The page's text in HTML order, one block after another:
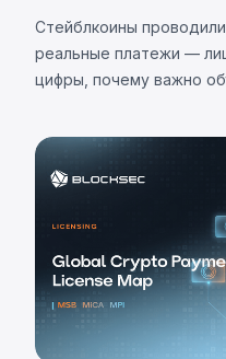
Стейблкоины
реальные платежи —
цифры, почему важно